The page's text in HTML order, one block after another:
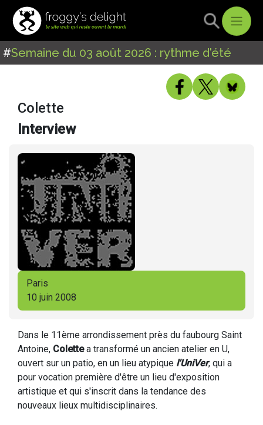
#Semaine du 03 août 2026 : rythme d'été
Colette
Interview
Paris
10 juin 2008
Dans le 11ème arrondissement près du faubourg Saint
Antoine, Colettea transformé un ancien atelier en U,
ouvert sur un patio, en un lieu atypique l'UniVer, qui a
pour vocation première d'être un lieu d'exposition
artistique et qui s'inscrit dans la tendance des
nouveaux lieux multidisciplinaires.